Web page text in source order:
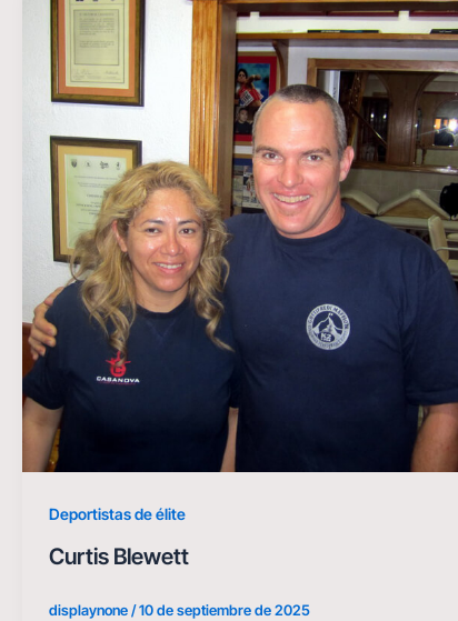
Deportistas de élite
Curtis Blewett
displaynone/10 de septiembre de 2025